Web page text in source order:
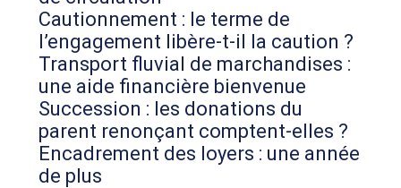
Cautionnement : le terme de
l’engagement libère-t-il la caution ?
Transport fluvial de marchandises :
une aide financière bienvenue
Succession : les donations du
parent renonçant comptent-elles ?
Encadrement des loyers : une année
de plus